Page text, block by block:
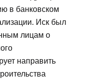
в банковском
Иск был
лицам о
направить